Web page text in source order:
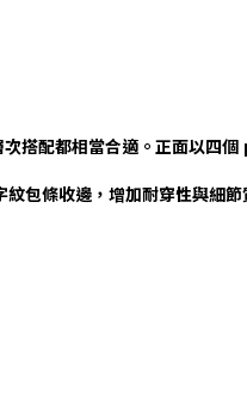
搭配都相當合適。正面以四
包條收邊，增加耐穿性與細